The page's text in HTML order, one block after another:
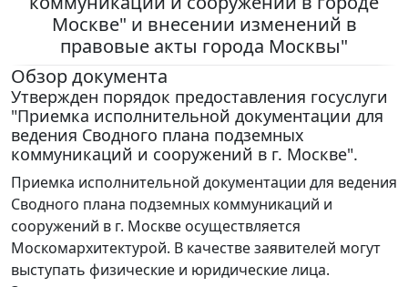
Москве" и внесении изменений в
правовые акты города Москвы"
Обзор документа
Утвержден порядок предоставления госуслуги
"Приемка исполнительной документации для
ведения Сводного плана подземных
коммуникаций и сооружений в г. Москве".
Приемка исполнительной документации для ведения
Сводного плана подземных коммуникаций и
сооружений в г. Москве осуществляется
Москомархитектурой. В качестве заявителей могут
выступать физические и юридические лица.